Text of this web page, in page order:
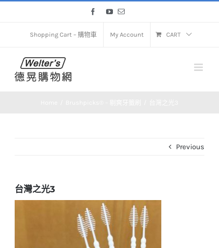
FacebookYouTube
Email
Shopping Cart – 購物車 My Account CART
Previous
台灣之光3